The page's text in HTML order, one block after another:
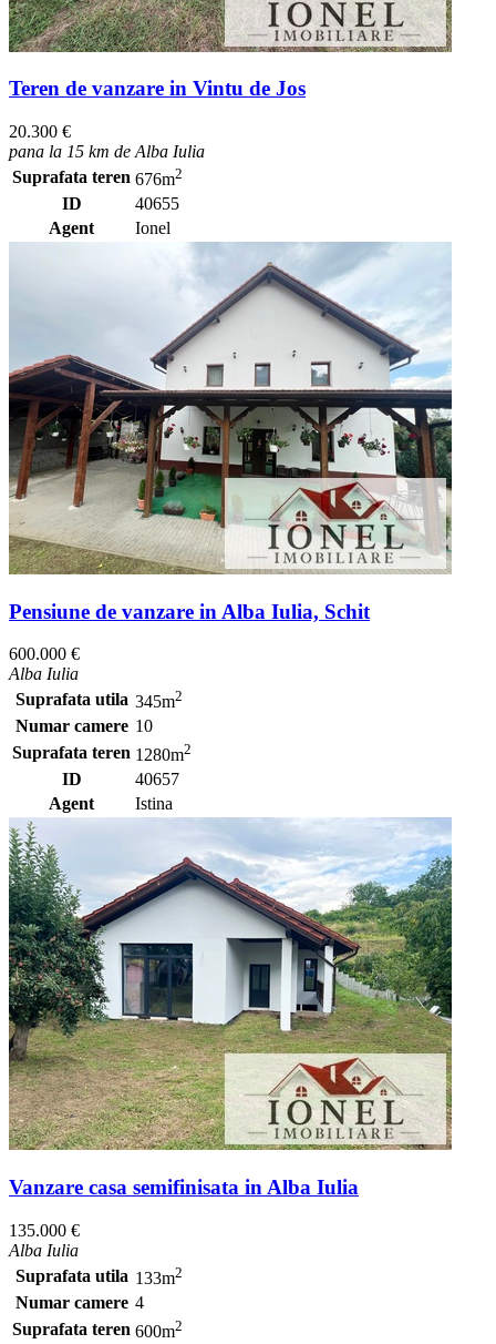
Teren de vanzare in Vintu de Jos
20.300 €
pana la 15 km de Alba Iulia
Suprafata teren 676m2
ID
40655
Agent
Ionel
Pensiune de vanzare in Alba Iulia, Schit
600.000 €
Alba Iulia
Suprafata utila 345m2
Numar camere 10
Suprafata teren 1280m2
ID
40657
Agent
Istina
Vanzare casa semifinisata in Alba Iulia
135.000 €
Alba Iulia
Suprafata utila 133m2
Numar camere 4
Suprafata teren 600m2